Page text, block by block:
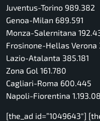
Juventus-Torino 989.382
Genoa-Milan 689.591
Monza-Salernitana
Frosinone-Hellas Verona
Lazio-Atalanta 385.181
Zona Gol 161.780
Cagliari-Roma 600.445
Napoli-Fiorentina
[the_ad id=”1049643″]